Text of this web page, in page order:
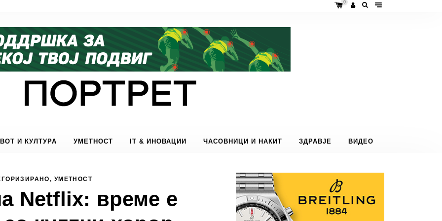
0
И КУЛТУРА УМЕТНОСТ IT & ИНОВАЦИИ ЧАСОВНИЦИ И НАКИТ ЗДРАВЈЕ ВИДЕО
, УМЕТНОСТ
Netflix: време е